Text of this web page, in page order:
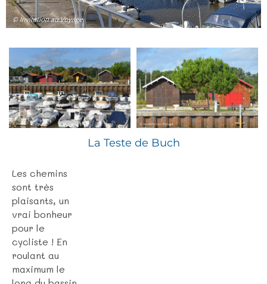
La Teste de Buch
Les chemins
sont très
plaisants, un
vrai bonheur
pour le
cycliste ! En
roulant au
maximum le